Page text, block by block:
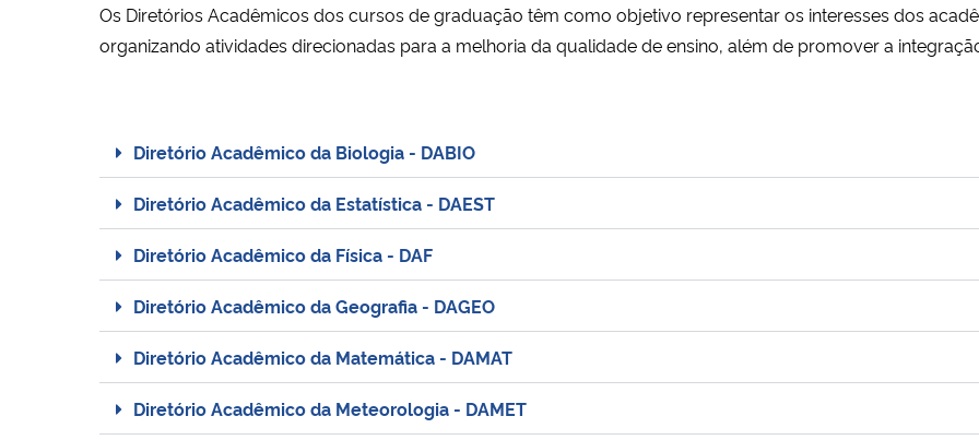
Os Diretórios Acadêmicos dos cursos de graduação têm como objetivo representar os interesses dos
organizando atividades direcionadas para a melhoria da qualidade de ensino, além de promover a
Diretório Acadêmico da Biologia - DABIO
Diretório Acadêmico da Estatística - DAEST
Diretório Acadêmico da Física - DAF
Diretório Acadêmico da Geografia - DAGEO
Diretório Acadêmico da Matemática - DAMAT
Diretório Acadêmico da Meteorologia - DAMET